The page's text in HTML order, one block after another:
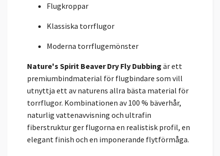
Flugkroppar
Klassiska torrflugor
Moderna torrflugemönster
Nature's Spirit Beaver Dry Fly Dubbing är ett
premiumbindmaterial för flugbindare som vill
utnyttja ett av naturens allra bästa material för
torrflugor. Kombinationen av 100 % bäverhår,
naturlig vattenavvisning och ultrafin
fiberstruktur ger flugorna en realistisk profil, en
elegant finish och en imponerande flytförmåga.